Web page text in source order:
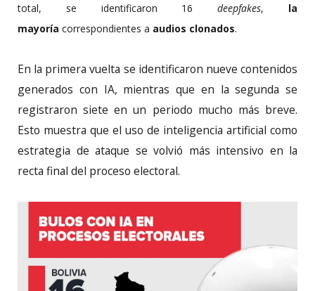
total, se identificaron 16deepfakes, la
mayoría correspondientes a audios clonados.
En la primera vuelta se identificaron nueve contenidos
generados con IA, mientras que en la segunda se
registraron siete en un periodo mucho más breve.
Esto muestra que el uso de inteligencia artificial como
estrategia de ataque se volvió más intensivo en la
recta final del proceso electoral.